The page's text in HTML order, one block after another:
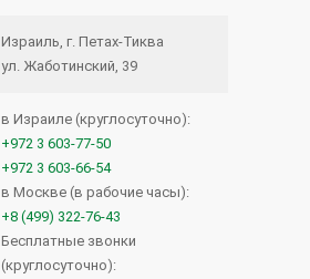
Израиль, г. Петах-Тиква
ул. Жаботинский, 39
в Израиле (круглосуточно):
+972 3 603-77-50
+972 3 603-66-54
в Москве (в рабочие часы):
+8 (499) 322-76-43
Бесплатные звонки
(круглосуточно):